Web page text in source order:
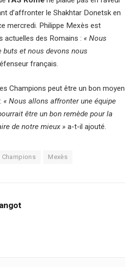
d’affronter le Shakhtar Donetsk en
mercredi. Philippe Mexès est
actuelles des Romains : « Nous
buts et nous devons nous
français.
Champions peut être un bon moyen
« Nous allons affronter une équipe
être un bon remède pour la
de notre mieux » a-t-il ajouté.
Champions Mexès